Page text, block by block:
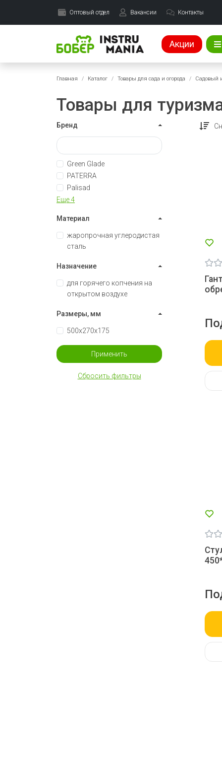
Оптовый отдел Вакансии Контакты
Акции
Главная Каталог Товары для сада и огорода Садовый
Товары для
Бренд
Green Glade
PATERRA
Palisad
Еще 4
Материал
жаропрочная углеродистая
сталь
Назначение
для горячего копчения на
открытом воздухе
Размеры, мм
500x270x175
Применить
Сбросить фильтры